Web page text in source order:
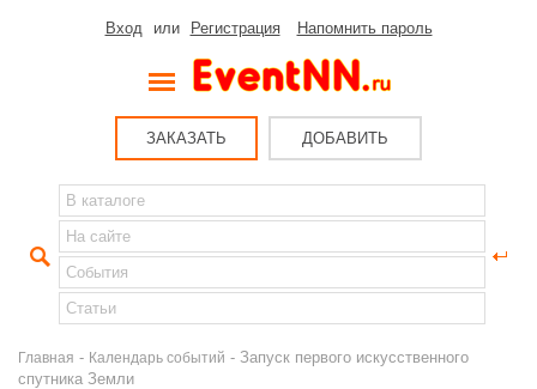
Вход или Регистрация Напомнить пароль
ЗАКАЗАТЬ ДОБАВИТЬ
Главная - Календарь событий - Запуск первого искусственного
спутника Земли